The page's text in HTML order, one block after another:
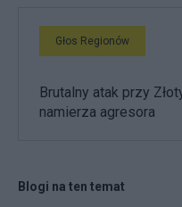
Głos Regionów
Brutalny atak przy
namierza agresora
Blogi na ten temat